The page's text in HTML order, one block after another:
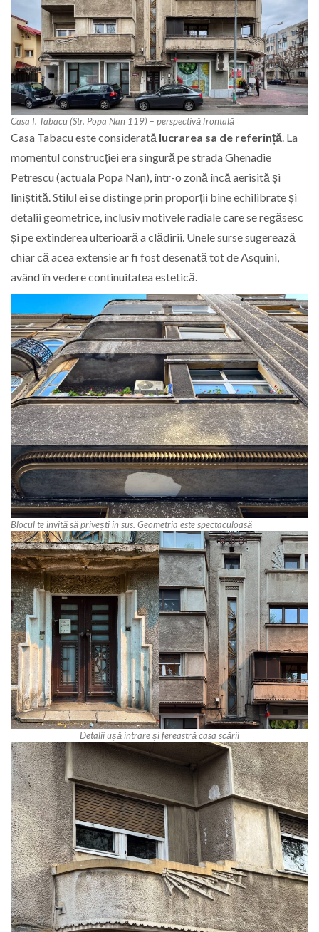
Casa I. Tabacu (Str. Popa Nan 119) – perspectivă frontală
Casa Tabacu este considerată lucrarea sa de referință. La
momentul construcției era singură pe strada Ghenadie
Petrescu (actuala Popa Nan), într-o zonă încă aerisită și
liniștită. Stilul ei se distinge prin proporții bine echilibrate și
detalii geometrice, inclusiv motivele radiale care se regăsesc
și pe extinderea ulterioară a clădirii. Unele surse sugerează
chiar că acea extensie ar fi fost desenată tot de Asquini,
având în vedere continuitatea estetică.
Blocul te invită să privești în sus. Geometria este spectaculoasă
Detalii ușă intrare și fereastră casa scării